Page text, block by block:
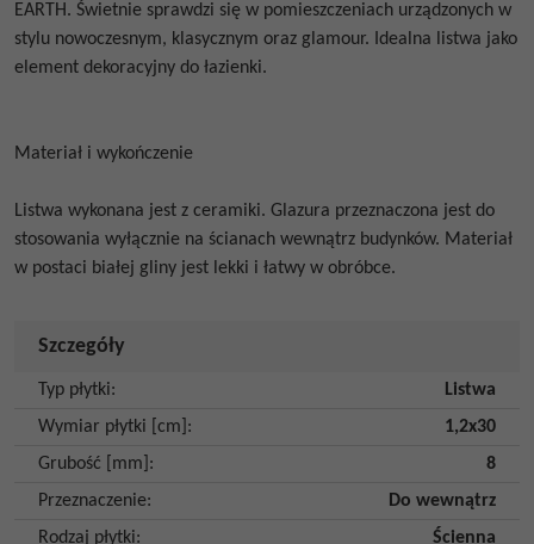
EARTH. Świetnie sprawdzi się w pomieszczeniach urządzonych w
stylu nowoczesnym, klasycznym oraz glamour. Idealna listwa jako
element dekoracyjny do łazienki.
Materiał i wykończenie
Listwa wykonana jest z ceramiki. Glazura przeznaczona jest do
stosowania wyłącznie na ścianach wewnątrz budynków. Materiał
w postaci białej gliny jest lekki i łatwy w obróbce.
Szczegóły
Typ płytki:
Listwa
Wymiar płytki [cm] :
1,2x30
Grubość [mm] :
8
Przeznaczenie:
Do wewnątrz
Rodzaj płytki: Ścienna